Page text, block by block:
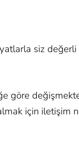
siz
göre
için iletişim